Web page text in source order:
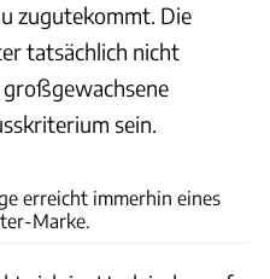
zugutekommt. Die
tatsächlich nicht
sein.
erreicht immerhin eines
Marke.